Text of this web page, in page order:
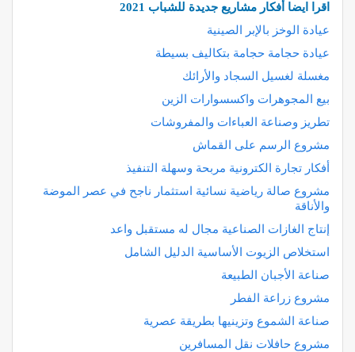
اقرا ايضا أفكار مشاريع جديدة للشباب 2021
عيادة الوخز بالإبر الصينية
عيادة حجامة حجامة بتكاليف بسيطة
مغسلة لغسيل السجاد والأرائك
بيع المجوهرات واكسسوارات الزين
تطريز وصناعة العباءات والمفروشات
مشروع الرسم على القماش
أفكار تجارة الكترونية مربحة وسهلة التنفيذ
مشروع صالة رياضية نسائية استثمار ناجح في عصر الموضة
والأناقة
إنتاج الغازات الصناعية مجال له مستقبل واعد
استخلاص الزيوت الأساسية الدليل الشامل
صناعة الأجبان الطبيعة
مشروع زراعة الفطر
صناعة الشموع وتزينيها بطريقة عصرية
مشروع حافلات نقل المسافرين